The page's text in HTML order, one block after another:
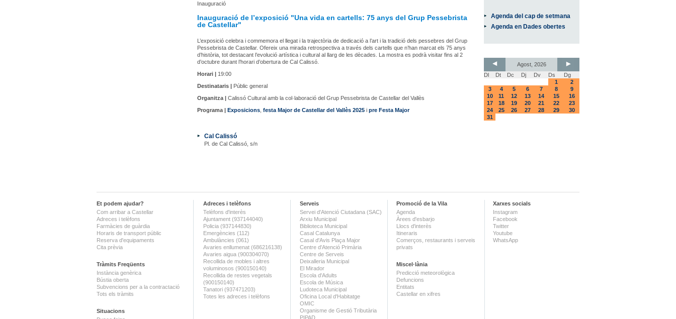
Inauguració
Inauguració de l’exposició "Una vida en cartells: 75 anys del Grup Pessebrista
de Castellar"
L’exposició celebra i commemora el llegat i la trajectòria de dedicació a l’art i la tradició dels pessebres del Grup
Pessebrista de Castellar. Ofereix una mirada retrospectiva a través dels cartells que n’han marcat els 75 anys
d’història, tot destacant l’evolució artística i cultural al llarg de les dècades. La mostra es podrà visitar fins al 2
d’octubre durant l’horari d’obertura de Cal Calissó.
Horari | 19:00
Destinataris | Públic general
Organitza | Calissó Cultural amb la col·laboració del Grup Pessebrista de Castellar del Vallès
Programa | Exposicions festa Major de Castellar del Vallès 2025 i pre Festa Major
Cal Calissó
Pl. de Cal Calissó, s/n
Agenda del cap de setmana
Agenda en Dades obertes
Agost, 2026
Dl
Dt Dc Dj Dv Ds
Dg
1
2
3
4 5 6 7 8
9
10
11 12 13 14 15
16
17
18 19 20 21 22
23
24
25 26 27 28 29
30
31
Et podem ajudar?
Com arribar a Castellar
Adreces i telèfons
Farmàcies de guàrdia
Horaris de transport públic
Reserva d'equipaments
Cita prèvia
Tràmits Freqüents
Instància genèrica
Bústia oberta
Subvencions per a la contractació
Tots els tràmits
Situacions
Adreces i telèfons
Telèfons d'interès
Ajuntament (937144040)
Policia (937144830)
Emergències (112)
Ambulàncies (061)
Avaries enllumenat (686216138)
Avaries aigua (900304070)
Recollida de mobles i altres
voluminosos (900150140)
Recollida de restes vegetals
(900150140)
Tanatori (937471203)
Totes les adreces i telèfons
Serveis
Servei d'Atenció Ciutadana (SAC)
Arxiu Municipal
Biblioteca Municipal
Casal Catalunya
Casal d'Avis Plaça Major
Centre d'Atenció Primària
Centre de Serveis
Deixalleria Municipal
El Mirador
Escola d'Adults
Escola de Música
Ludoteca Municipal
Oficina Local d'Habitatge
OMIC
Organisme de Gestió Tributària
PIPAD
Promoció de la Vila
Agenda
Àrees d'esbarjo
Llocs d'interès
Itineraris
Comerços, restaurants i serveis
privats
Miscel·lània
Predicció meteorològica
Defuncions
Entitats
Castellar en xifres
Xarxes socials
Instagram
Facebook
Twitter
Youtube
WhatsApp